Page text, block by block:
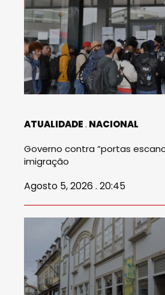
ATUALIDADE NACIONAL
Governo contra “portas
imigração
Agosto 5, 2026 . 20:45